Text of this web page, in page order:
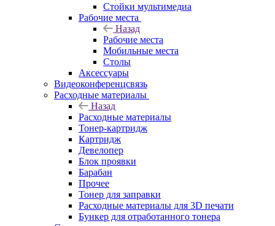
Стойки мультимедиа
Рабочие места
Назад
Рабочие места
Мобильные места
Столы
Аксессуары
Видеоконференцсвязь
Расходные материалы
Назад
Расходные материалы
Тонер-картридж
Картридж
Девелопер
Блок проявки
Барабан
Прочее
Тонер для заправки
Расходные материалы для 3D печати
Бункер для отработанного тонера